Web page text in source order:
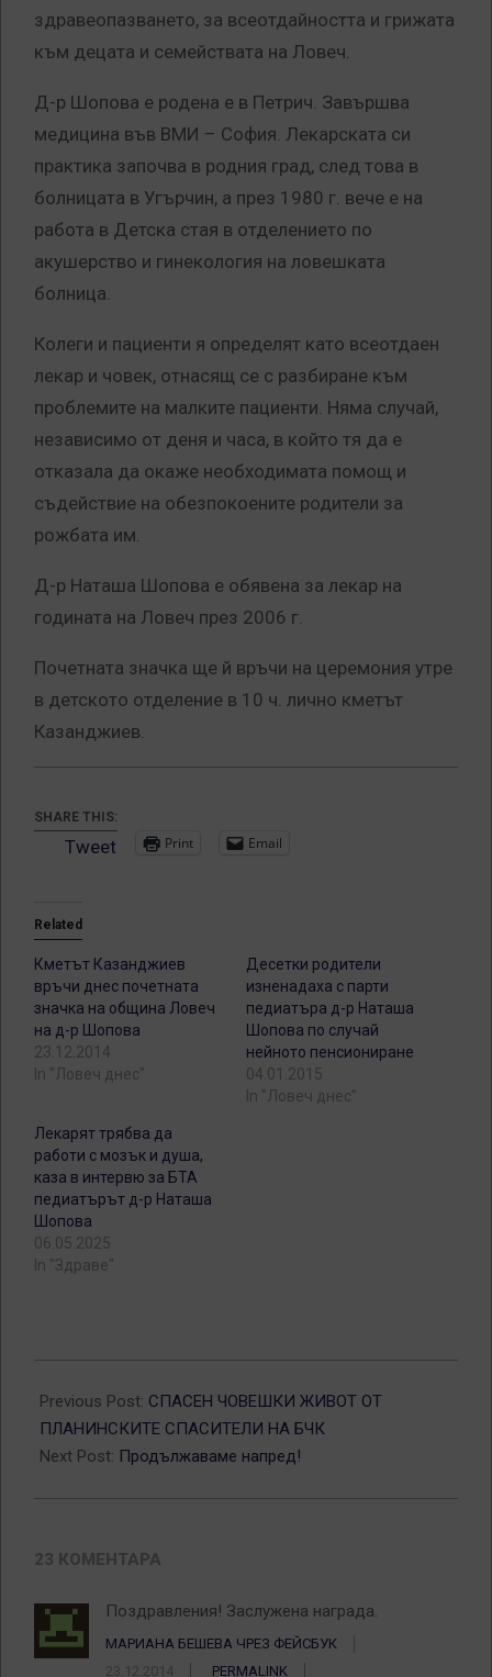
здравеопазването, за всеотдайността и грижата
към децата и семействата на Ловеч.
Д-р Шопова е родена е в Петрич. Завършва
медицина във ВМИ – София. Лекарската си
практика започва в родния град, след това в
болницата в Угърчин, а през 1980 г. вече е на
работа в Детска стая в отделението по
акушерство и гинекология на ловешката
болница.
Колеги и пациенти я определят като всеотдаен
лекар и човек, отнасящ се с разбиране към
проблемите на малките пациенти. Няма случай,
независимо от деня и часа, в който тя да е
отказала да окаже необходимата помощ и
съдействие на обезпокоените родители за
рожбата им.
Д-р Наташа Шопова е обявена за лекар на
годината на Ловеч през 2006 г.
Почетната значка ще й връчи на церемония утре
в детското отделение в 10 ч. лично кметът
Казанджиев.
SHARE THIS:
Tweet Print Email
Related
Кметът Казанджиев
връчи днес почетната
значка на община Ловеч
на д-р Шопова
23.12.2014
In "Ловеч днес"
Десетки родители
изненадаха с парти
педиатъра д-р Наташа
Шопова по случай
нейното пенсиониране
04.01.2015
In "Ловеч днес"
Лекарят трябва да
работи с мозък и душа,
каза в интервю за БТА
педиатърът д-р Наташа
Шопова
06.05.2025
In "Здраве"
12-
22
Previous Post: СПАСЕН ЧОВЕШКИ ЖИВОТ ОТ
ПЛАНИНСКИТЕ СПАСИТЕЛИ НА БЧК
Next Post: Продължаваме напред!
23 КОМЕНТАРА
Поздравления! Заслужена награда.
МАРИАНА БЕШЕВА ЧРЕЗ ФЕЙСБУК
23.12.2014
PERMALINK